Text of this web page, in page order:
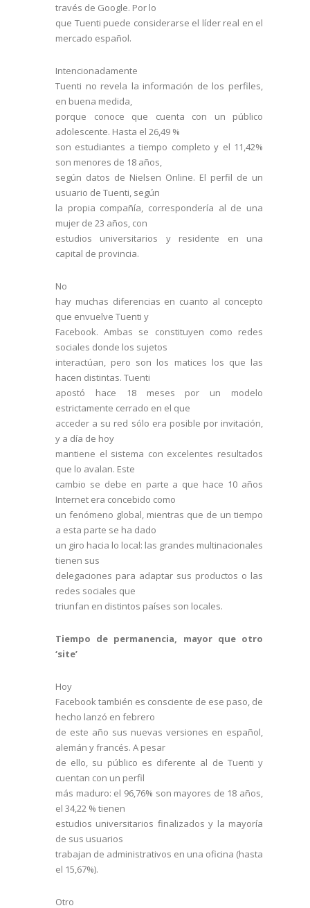
través de Google. Por lo
que Tuenti puede considerarse el líder real en el
mercado español.
Intencionadamente
Tuenti no revela la información de los perfiles,
en buena medida,
porque conoce que cuenta con un público
adolescente. Hasta el 26,49 %
son estudiantes a tiempo completo y el 11,42%
son menores de 18 años,
según datos de Nielsen Online. El perfil de un
usuario de Tuenti, según
la propia compañía, correspondería al de una
mujer de 23 años, con
estudios universitarios y residente en una
capital de provincia.
No
hay muchas diferencias en cuanto al concepto
que envuelve Tuenti y
Facebook. Ambas se constituyen como redes
sociales donde los sujetos
interactúan, pero son los matices los que las
hacen distintas. Tuenti
apostó hace 18 meses por un modelo
estrictamente cerrado en el que
acceder a su red sólo era posible por invitación,
y a día de hoy
mantiene el sistema con excelentes resultados
que lo avalan. Este
cambio se debe en parte a que hace 10 años
Internet era concebido como
un fenómeno global, mientras que de un tiempo
a esta parte se ha dado
un giro hacia lo local: las grandes multinacionales
tienen sus
delegaciones para adaptar sus productos o las
redes sociales que
triunfan en distintos países son locales.
Tiempo de permanencia, mayor que otro
‘site’
Hoy
Facebook también es consciente de ese paso, de
hecho lanzó en febrero
de este año sus nuevas versiones en español,
alemán y francés. A pesar
de ello, su público es diferente al de Tuenti y
cuentan con un perfil
más maduro: el 96,76% son mayores de 18 años,
el 34,22 % tienen
estudios universitarios finalizados y la mayoría
de sus usuarios
trabajan de administrativos en una oficina (hasta
el 15,67%).
Otro